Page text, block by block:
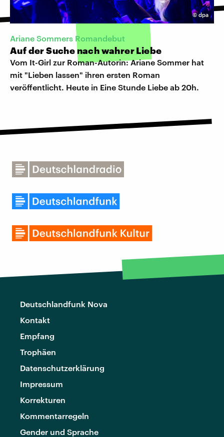
©dpa
Ariane Sommers Romandebut
Auf der Suche nach wahrer Liebe
Vom It-Girl zur Roman-Autorin: Ariane Sommer hat
mit "Lieben lassen" ihren ersten Roman
veröffentlicht. Heute in Eine Stunde Liebe ab 20h.
Deutschlandfunk Nova
Kontakt
Empfang
Trophäen
Datenschutzerklärung
Impressum
Korrekturen
Kommentarregeln
Gender und Sprache